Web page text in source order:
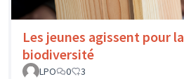
Les jeunes agissent pour la
biodiversité
LPO
0 3